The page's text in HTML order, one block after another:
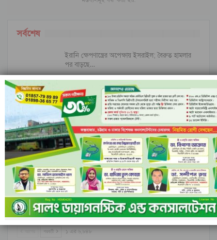
সর্বশেষ
ইরানি ক্ষেপণাস্ত্রের অপেক্ষায় ইসরাইল; বৈরুত হামলার
পর বাড়ছে…
ইসলামী ব্যাংকের পরিচালনা পর্ষদ বাতিল ঘোষণা
নীল ঢেউয়ের জোয়ারে গোল করে ইতিহাস কুরাসাওয়ের
রাঙামাটির বরকলে নৌকাডুবি, নিখোঁজ ১
পরবর্তী ১ এর ৬,৮৪৮